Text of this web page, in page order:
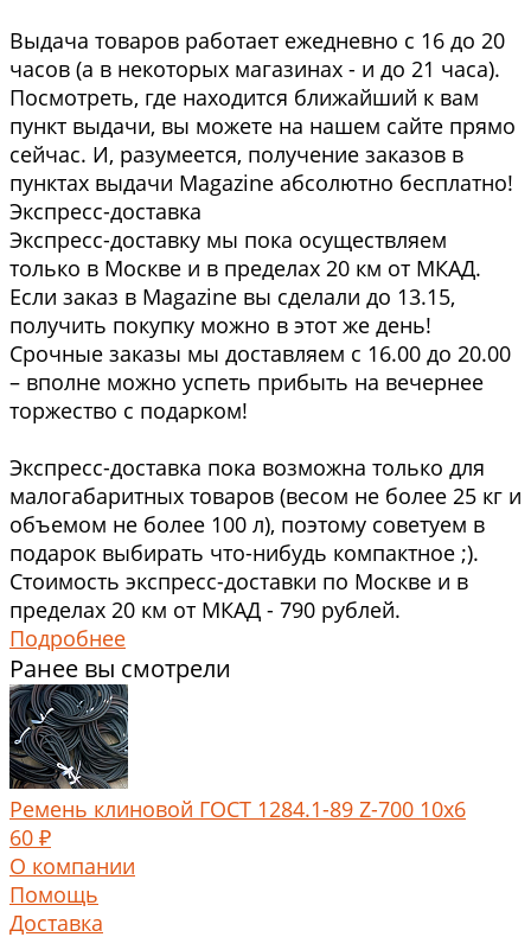
Выдача товаров работает ежедневно с 16 до 20
часов (а в некоторых магазинах - и до 21 часа).
Посмотреть, где находится ближайший к вам
пункт выдачи, вы можете на нашем сайте прямо
сейчас. И, разумеется, получение заказов в
пунктах выдачи Magazine абсолютно бесплатно!
Экспресс-доставка
Экспресс-доставку мы пока осуществляем
только в Москве и в пределах 20 км от МКАД.
Если заказ в Magazine вы сделали до 13.15,
получить покупку можно в этот же день!
Срочные заказы мы доставляем с 16.00 до 20.00
– вполне можно успеть прибыть на вечернее
торжество с подарком!
Экспресс-доставка пока возможна только для
малогабаритных товаров (весом не более 25 кг и
объемом не более 100 л), поэтому советуем в
подарок выбирать что-нибудь компактное ;).
Стоимость экспресс-доставки по Москве и в
пределах 20 км от МКАД - 790 рублей.
Подробнее
Ранее вы смотрели
Ремень клиновой ГОСТ 1284.1-89 Z-700 10x6
60 ₽
О компании
Помощь
Доставка